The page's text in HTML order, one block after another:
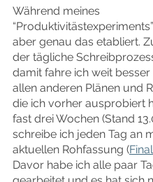
Während meines
aber genau das etabliert.
der tägliche
damit fahre ich weit besser
allen anderen Plänen und
die ich vorher ausprobiert
fast drei Wochen (Stand
schreibe ich jeden Tag an
aktuellen Rohfassung (
Davor habe ich alle paar